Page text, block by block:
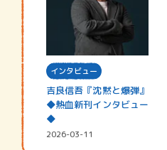
インタビュー
吉良信吾『沈黙と爆弾』
◆熱血新刊インタビュー
◆
2026-03-11